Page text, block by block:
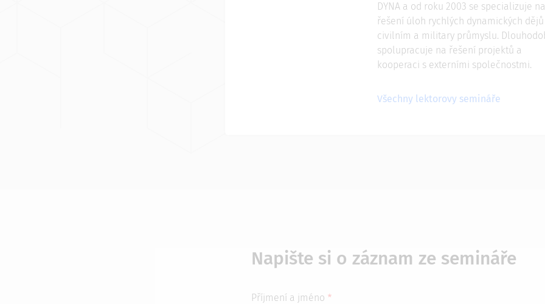
DYNA a od roku 2003 se specializuje na
řešení úloh rychlých dynamických
civilním a military průmyslu.
spolupracuje na řešení projektů a
kooperaci s externími společnostmi.
Všechny lektorovy semináře
Napište si o záznam ze semináře
Příjmení a jméno